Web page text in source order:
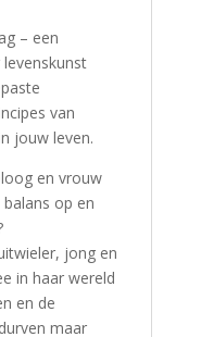
– een
van
jouw leven.
en vrouw
op en
jong en
in haar wereld
en de
maar